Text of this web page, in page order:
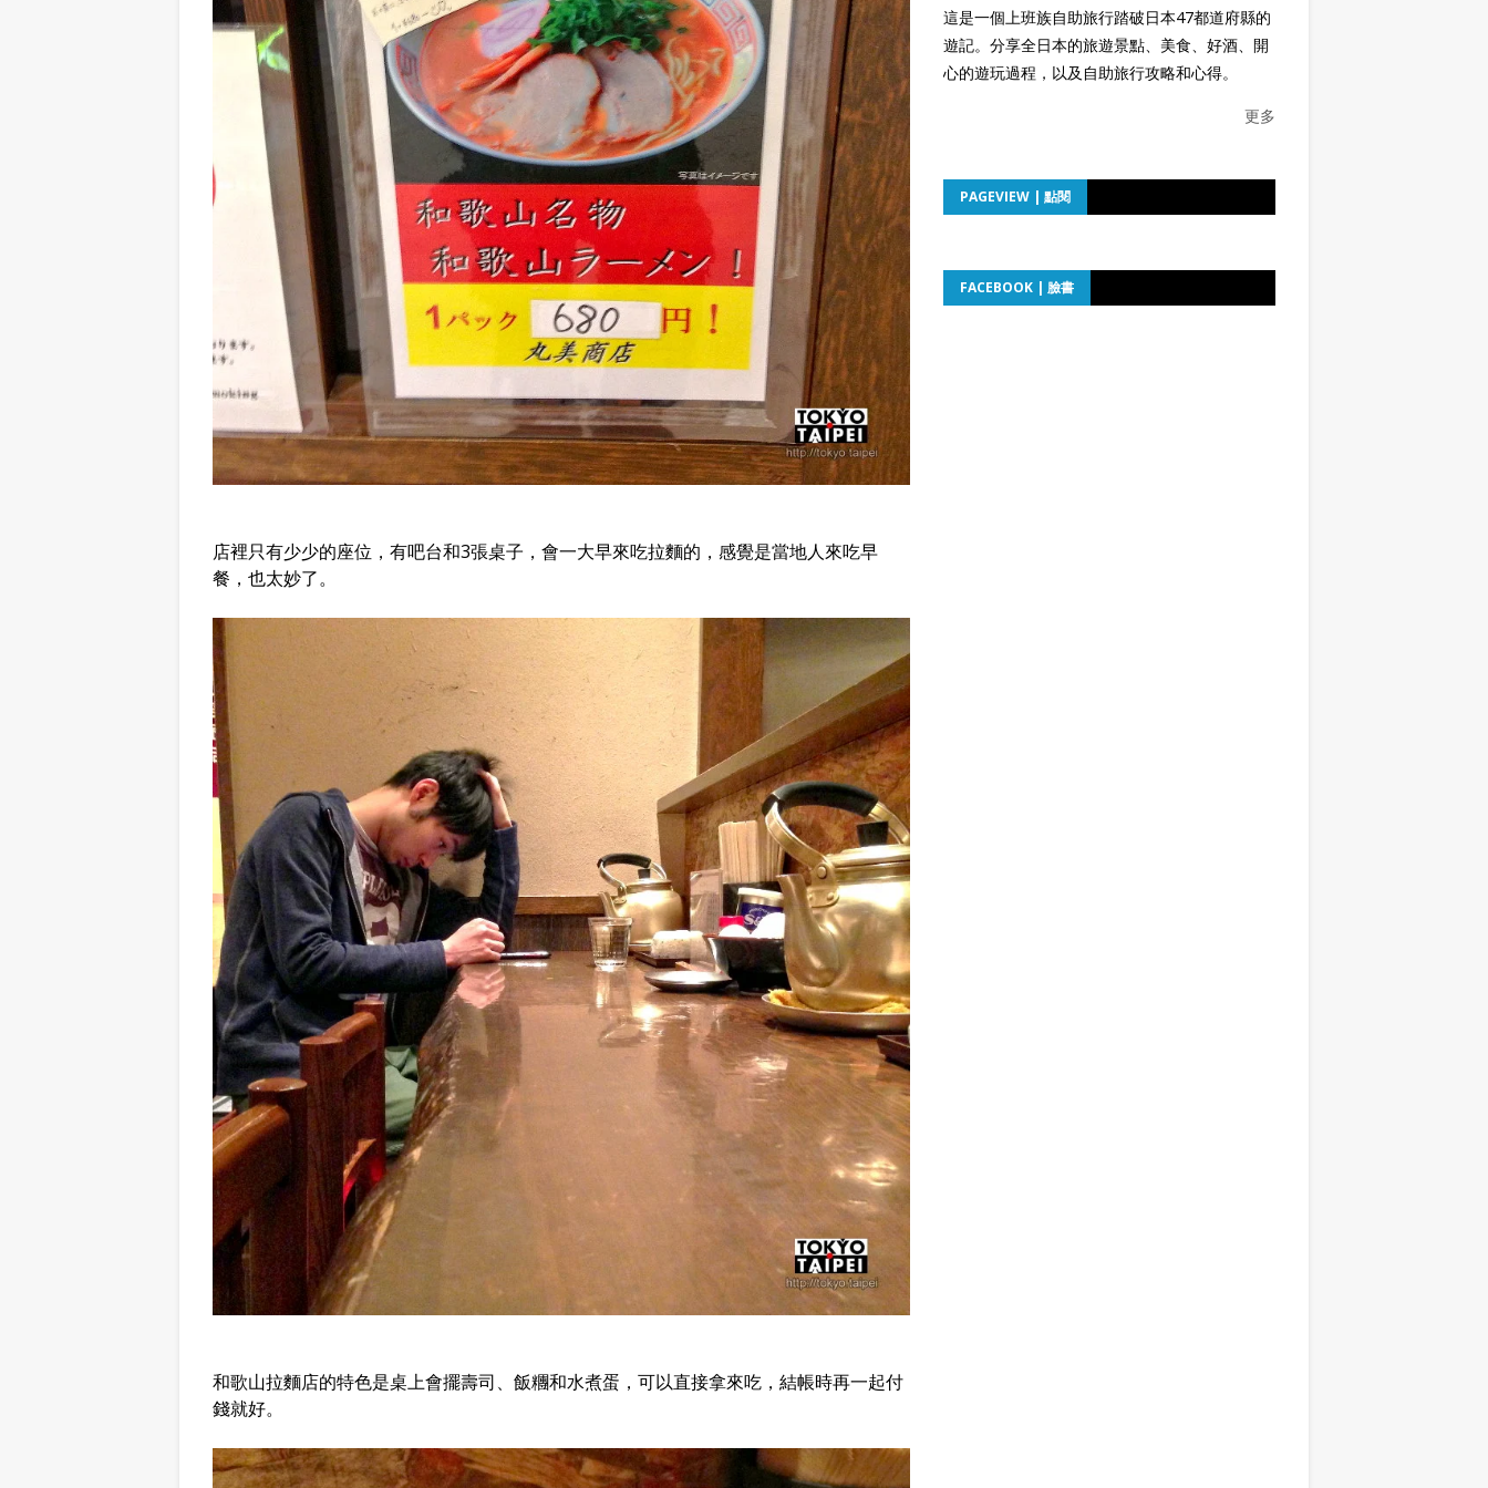
店裡只有少少的座位，有吧台和3張桌子，會一大早來吃拉麵的，感覺是當地人來吃早
餐，也太妙了。
和歌山拉麵店的特色是桌上會擺壽司、飯糰和水煮蛋，可以直接拿來吃，結帳時再一起付
錢就好。
這是一個上班族自助旅行踏破日本47都道府縣的
遊記。分享全日本的旅遊景點、美食、好酒、開
心的遊玩過程，以及自助旅行攻略和心得。
更多
PAGEVIEW | 點閱
FACEBOOK | 臉書